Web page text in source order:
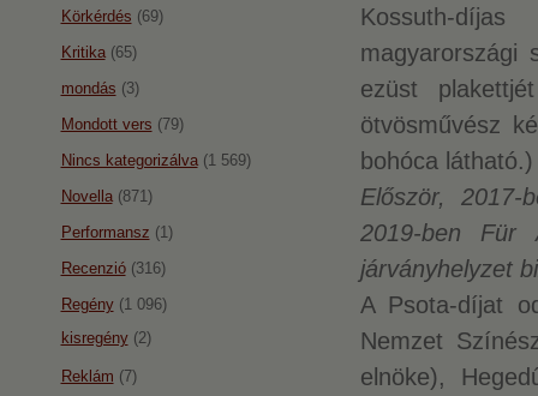
Kossuth-
magyarországi
ezüst
ötvösművész
bohóca látható.)
Először, 2017-
2019-ben Für
járványhelyzet
A Psota-díjat
Nemzet
elnöke),
Körkérdés (69)
Kritika(65)
mondás (3)
Mondott vers (79)
Nincs kategorizálva(1 569)
Novella(871)
Performansz (1)
Recenzió(316)
Regény(1 096)
kisregény(2)
Reklám (7)